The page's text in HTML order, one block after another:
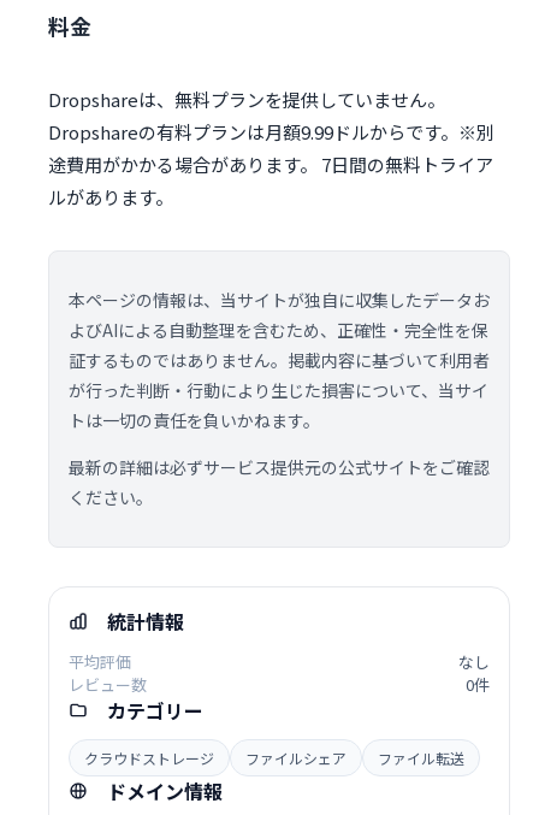
料金
Dropshareは、無料プランを提供していません。
Dropshareの有料プランは月額9.99ドルからです。※別
途費用がかかる場合があります。 7日間の無料トライア
ルがあります。
本ページの情報は、当サイトが独自に収集したデータお
よびAIによる自動整理を含むため、正確性・完全性を保
証するものではありません。掲載内容に基づいて利用者
が行った判断・行動により生じた損害について、当サイ
トは一切の責任を負いかねます。
最新の詳細は必ずサービス提供元の公式サイトをご確認
ください。
統計情報
平均評価
なし
レビュー数
0件
カテゴリー
クラウドストレージ ファイルシェア ファイル転送
ドメイン情報